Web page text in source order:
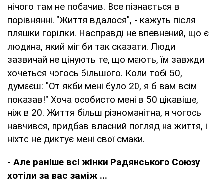
нічого там не побачив. Все пізнається в
порівнянні. "Життя вдалося", - кажуть після
пляшки горілки. Насправді не впевнений, що є
людина, який міг би так сказати. Люди
зазвичай не цінують те, що мають, їм завжди
хочеться чогось більшого. Коли тобі 50,
думаєш: "От якби мені було 20, я б вам всім
показав!" Хоча особисто мені в 50 цікавіше,
ніж в 20. Життя більш різноманітна, я чогось
навчився, придбав власний погляд на життя, і
ніхто не диктує мені свої смаки.
- Але раніше всі жінки Радянського Союзу
хотіли за вас заміж ...